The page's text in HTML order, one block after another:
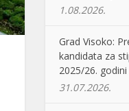
1.08.2026.
Grad Visoko:
kandidata za
2025/26. godini
31.07.2026.